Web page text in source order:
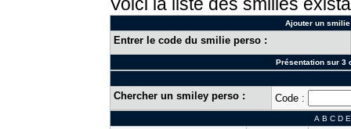
Ajouter un
Entrer le code du smilie perso :
Présentation sur 3
Chercher un smiley perso : Code :
A B C D E